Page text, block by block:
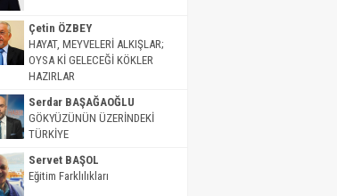
Çetin ÖZBEY
HAYAT, MEYVELERİ ALKIŞLAR;
OYSA Kİ GELECEĞİ KÖKLER
HAZIRLAR
Serdar BAŞAĞAOĞLU
GÖKYÜZÜNÜN ÜZERİNDEKİ
TÜRKİYE
Servet BAŞOL
Eğitim Farklılıkları